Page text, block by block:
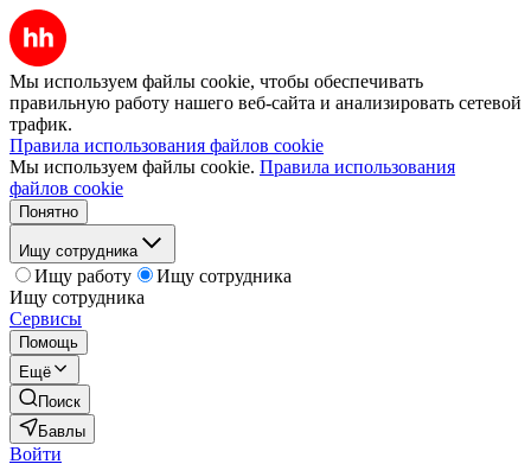
Мы используем файлы cookie, чтобы обеспечивать
правильную работу нашего веб-сайта и анализировать сетевой
трафик.
Правила использования файлов cookie
Мы используем файлы cookie. Правила использования
файлов cookie
Понятно
Ищу сотрудника
Ищу работу
Ищу сотрудника
Ищу сотрудника
Сервисы
Помощь
Ещё
Поиск
Бавлы
Войти